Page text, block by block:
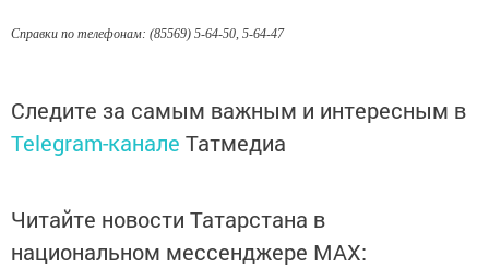
Справки по телефонам: (85569) 5-64-50, 5-64-47
Следите за самым важным и интересным в
Telegram-канале Татмедиа
Читайте новости Татарстана в
национальном мессенджере MАХ: